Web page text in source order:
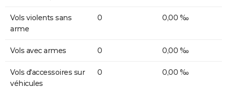
Vols violents sans
arme
0 0,00 ‰
Vols avec armes 0 0,00 ‰
Vols d'accessoires sur
véhicules
0 0,00 ‰